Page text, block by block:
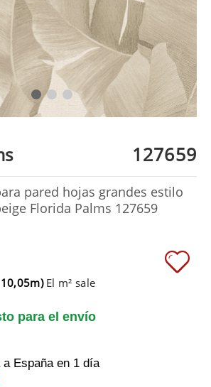
127659
pared hojas grandes estilo
Florida Palms 127659
10,05m) El m² sale
para el envío
a España en 1 día